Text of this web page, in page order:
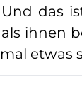
das
ihnen
etwas